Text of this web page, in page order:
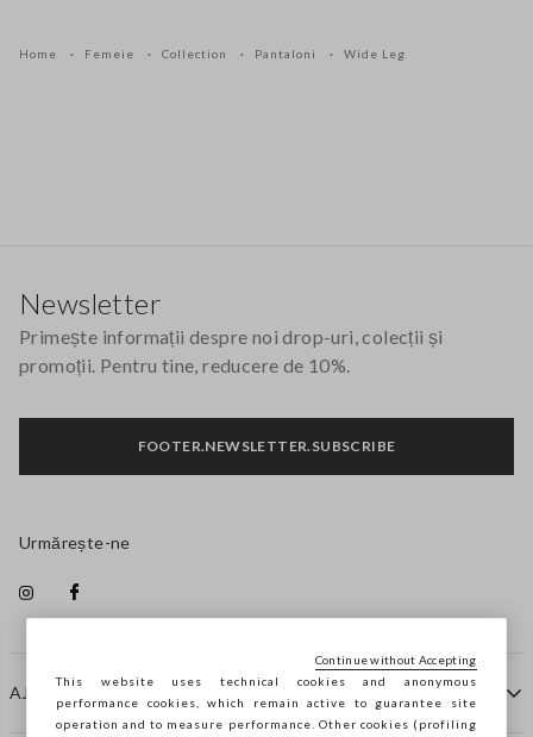
Home Femeie Collection Pantaloni Wide Leg
AJUTOR
Newsletter
Primește informații despre noi drop-uri, colecții și
promoții. Pentru tine, reducere de 10%.
FOOTER.NEWSLETTER.SUBSCRIBE
Urmărește-ne
This website uses technical cookies and anonymous
performance cookies, which remain active to guarantee site
operation and to measure performance. Other cookies (profiling
Continue without Accepting